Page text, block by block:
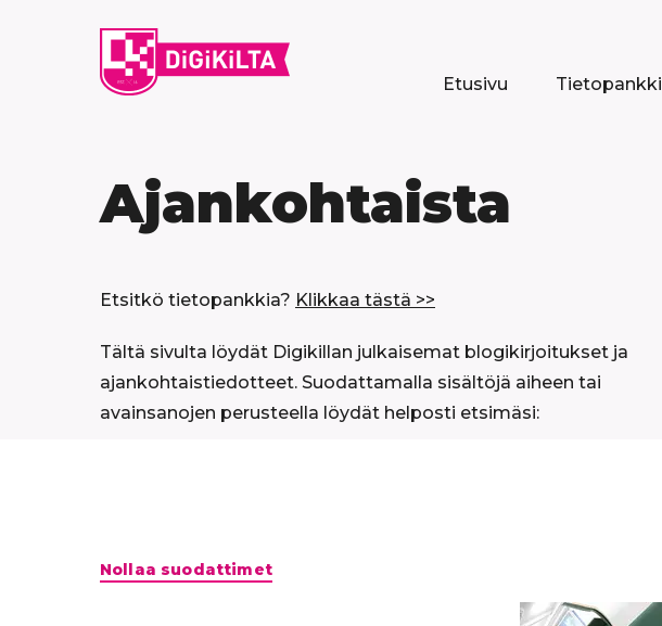
Etusivu Tietopankki
Ajankohtaista
Etsitkö tietopankkia? Klikkaa tästä >>
Tältä sivulta löydät Digikillan julkaisemat blogikirjoitukset ja
ajankohtaistiedotteet. Suodattamalla sisältöjä aiheen tai
avainsanojen perusteella löydät helposti etsimäsi:
Hyppää
Nollaa suodattimet